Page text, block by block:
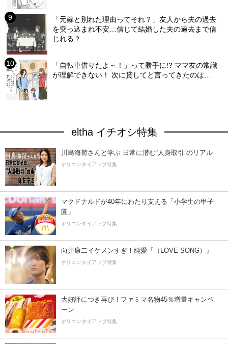
「元嫁と別れた理由ってそれ？」友人から夫の過去
を突っ込まれ不安…信じて結婚した夫の過去まで信
じれる？
「自転車借りたよ～！」って勝手に!? ママ友の常識
が理解できない！ 次に貸してと言ってきたのは…
eltha イチオシ特集
川島海荷さんと学ぶ 日常に潜む“人身取引”のリアル
オリコンタイアップ特集
マクドナルドが40年にわたり支える「小学生の甲子
園」
オリコンタイアップ特集
向井康二イケメンすぎ！純愛『（LOVE SONG）』
オリコンタイアップ特集
大好評につき再び！ファミマ名物45％増量キャンペ
ーン
オリコンタイアップ特集